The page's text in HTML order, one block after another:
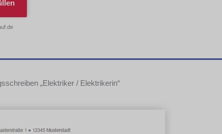
„Elektriker / Elektrikerin“